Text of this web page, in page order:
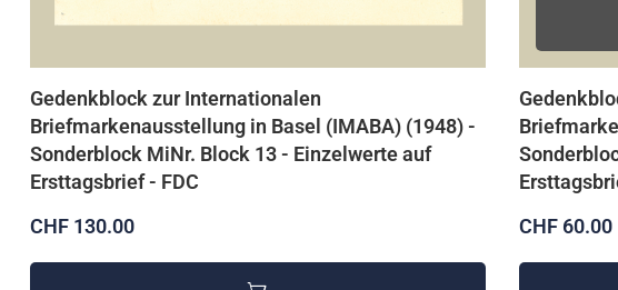
Gedenkblock zur Internationalen
Briefmarkenausstellung in Basel (IMABA) (1948) -
Sonderblock MiNr. Block 13 - Einzelwerte auf
Ersttagsbrief - FDC
CHF 130.00
CHF 60.00